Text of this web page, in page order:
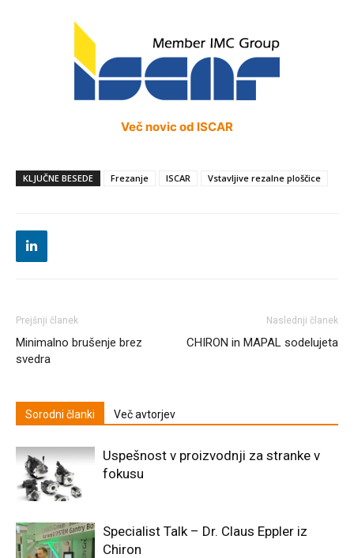
Več novic od ISCAR
KLJUČNE BESEDE Frezanje ISCAR Vstavljive rezalne ploščice
Prejšnji članek
Minimalno brušenje brez
svedra
Naslednji članek
CHIRON in MAPAL sodelujeta
Sorodni članki Več avtorjev
Uspešnost v proizvodnji za stranke v
fokusu
Specialist Talk – Dr. Claus Eppler iz
Chiron